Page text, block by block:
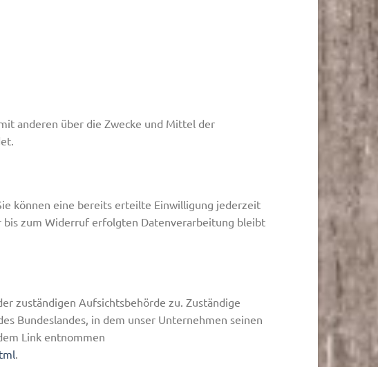
anderen über die Zwecke und Mittel der
können eine bereits erteilte Einwilligung jederzeit
zum Widerruf erfolgten Datenverarbeitung bleibt
zuständigen Aufsichtsbehörde zu. Zuständige
Bundeslandes, in dem unser Unternehmen seinen
Link entnommen
.